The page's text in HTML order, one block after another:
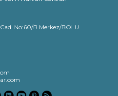
No:60/B Merkez/BOLU